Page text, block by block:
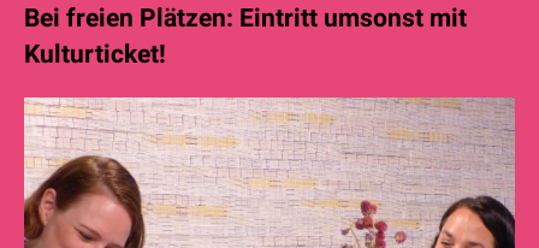
Bei freien Plätzen: Eintritt umsonst mit
Kulturticket!